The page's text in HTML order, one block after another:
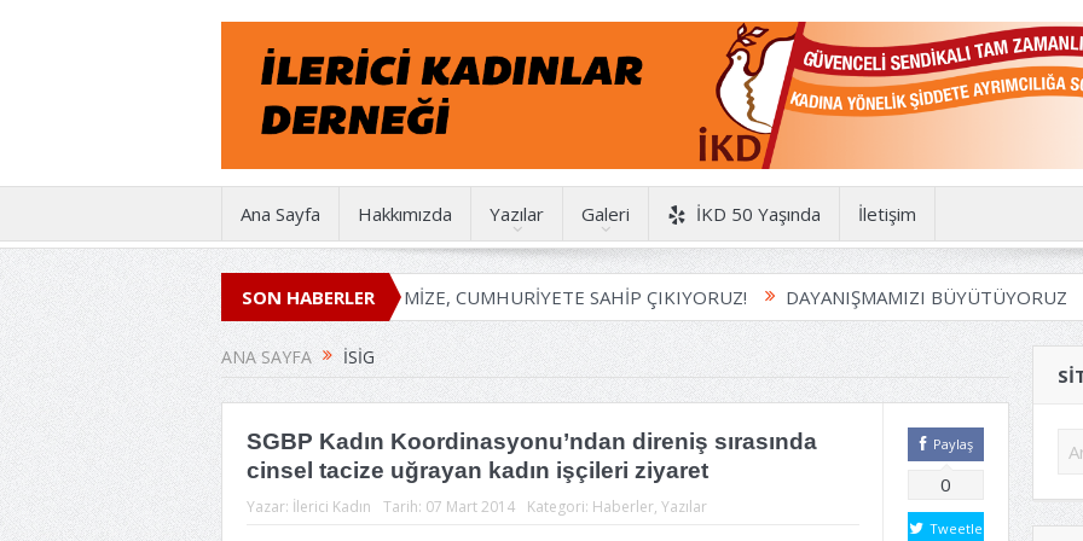
Ana Sayfa Hakkımızda Yazılar Galeri İKD 50 Yaşında İletişim
SON HABERLER
İKD 50 YAŞINDA EMEĞİMİZE, İRADEMİZE, CUMHURİYETE SAHİP ÇIKIYORUZ! DAYANIŞMAMIZI BÜYÜTÜYORUZ
ANA SAYFA İSİG
SGBP Kadın Koordinasyonu’ndan direniş sırasında
cinsel tacize uğrayan kadın işçileri ziyaret
Yazar: İlerici Kadın Tarih: 07 Mart 2014 Kategori: Haberler, Yazılar
Paylaş
0
Tweetle